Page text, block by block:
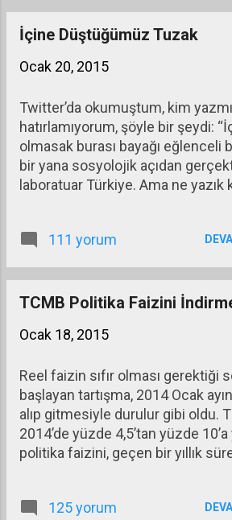
genişleme ve
destekleri olan
quantitative easing
aslında bildiğimiz
değişik
Bunların tek farkı,
Hazinenin sattığı
karşılığında para
doğrudan para
yolla aşılmasıydı
ve İngiltere Merkez
uyguladığı bu tahvil
ekonomisi krizden
İçine Düştüğümüz Tuzak
Ocak 20, 2015
Twitter’da okumuştum, kim
hatırlamıyorum, şöyle bir şeydi:
olmasak burası bayağı eğlenceli
bir yana sosyolojik açıdan
laboratuar Türkiye. Ama ne yazık
111 yorum
TCMB Politika Faizini
Ocak 18, 2015
Reel faizin sıfır olması gerektiği
başlayan tartışma, 2014 Ocak
alıp gitmesiyle durulur gibi oldu.
2014’de yüzde 4,5’tan yüzde
politika faizini, geçen bir yıllık
yolundaki söylemleri ise devam
125 yorum